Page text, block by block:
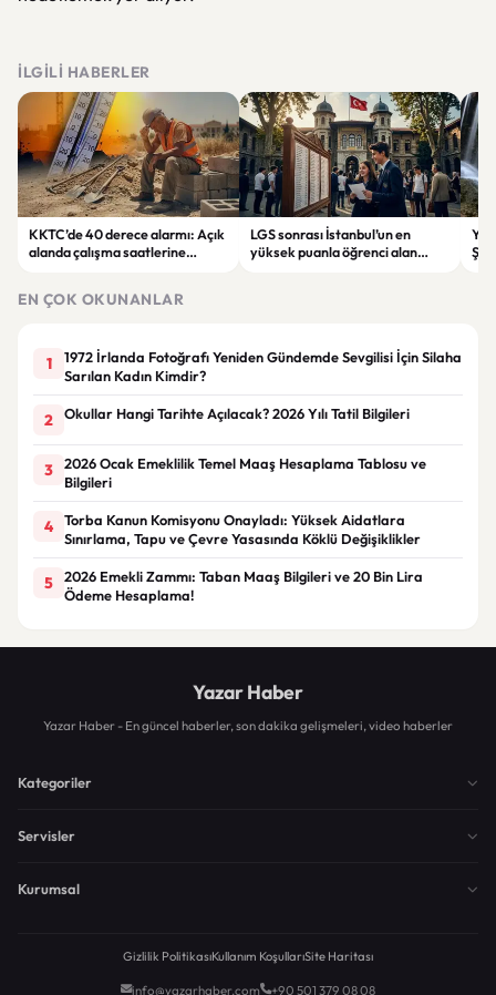
İLGILI HABERLER
KKTC’de 40 derece alarmı: Açık
alanda çalışma saatlerine
LGS sonrası İstanbul’un en
yüksek puanla öğrenci alan
EN ÇOK OKUNANLAR
1
1972 İrlanda Fotoğrafı Yeniden Gündemde Sevgilisi İçin Silaha
Sarılan Kadın Kimdir?
2 Okullar Hangi Tarihte Açılacak? 2026 Yılı Tatil Bilgileri
3
2026 Ocak Emeklilik Temel Maaş Hesaplama Tablosu ve
Bilgileri
4
Torba Kanun Komisyonu Onayladı: Yüksek Aidatlara
Sınırlama, Tapu ve Çevre Yasasında Köklü Değişiklikler
5
2026 Emekli Zammı: Taban Maaş Bilgileri ve 20 Bin Lira
Ödeme Hesaplama!
Yazar Haber
Yazar Haber - En güncel haberler, son dakika gelişmeleri, video haberler
Kategoriler
Servisler
Kurumsal
Gizlilik PolitikasıKullanım KoşullarıSite Haritası
info@yazarhaber.com +90 501 379 08 08